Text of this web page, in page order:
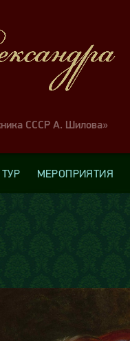
СССР А. Шилова»
МЕРОПРИЯТИЯ